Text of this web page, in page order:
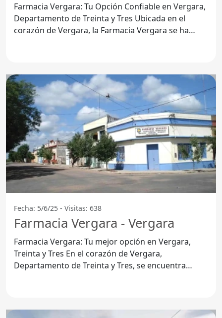
Farmacia Vergara: Tu Opción Confiable en Vergara,
Departamento de Treinta y Tres Ubicada en el
corazón de Vergara, la Farmacia Vergara se ha
Fecha: 5/6/25 - Visitas: 638
Farmacia Vergara - Vergara
Farmacia Vergara: Tu mejor opción en Vergara,
Treinta y Tres En el corazón de Vergara,
Departamento de Treinta y Tres, se encuentra